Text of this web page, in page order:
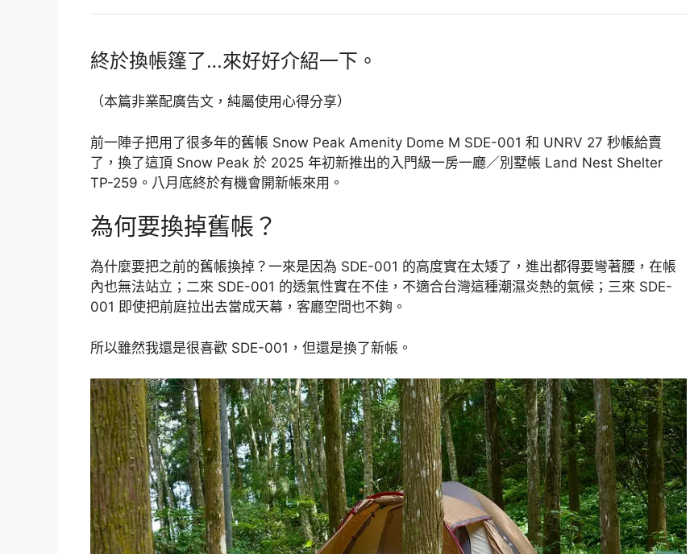
終於換帳篷了…來好好介紹一下。
（本篇非業配廣告文，純屬使用心得分享）
前一陣子把用了很多年的舊帳 Snow Peak Amenity Dome M SDE-001 和 UNRV 27 秒帳給賣
了，換了這頂 Snow Peak 於 2025 年初新推出的入門級一房一廳／別墅帳 Land Nest Shelter
TP-259。八月底終於有機會開新帳來用。
為何要換掉舊帳？
為什麼要把之前的舊帳換掉？一來是因為 SDE-001 的高度實在太矮了，進出都得要彎著腰，在帳
內也無法站立；二來 SDE-001 的透氣性實在不佳，不適合台灣這種潮濕炎熱的氣候；三來 SDE-
001 即使把前庭拉出去當成天幕，客廳空間也不夠。
所以雖然我還是很喜歡 SDE-001，但還是換了新帳。